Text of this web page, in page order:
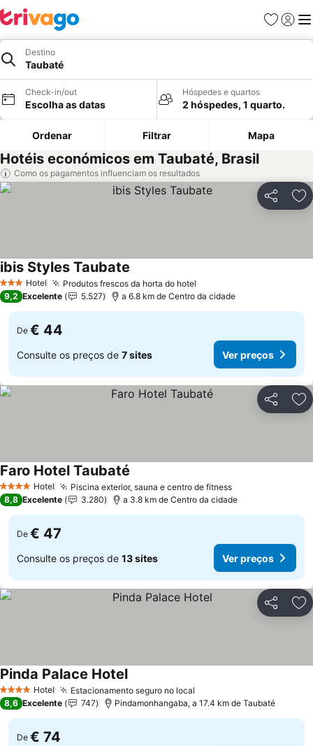
Favoritos
Iniciar
Destino
Taubaté
Check-in/out
Escolha as datas
Hóspedes e quartos
2 hóspedes, 1 quarto.
Ordenar Filtrar Mapa
Hotéis económicos em Taubaté, Brasil
Como os pagamentos influenciam os resultados
Partilhar
3 EstrelasHotel Produtos frescos da horta do hotel
ibis Styles Taubate
9,2 Excelente 5.527 a 6.8 km de Centro da cidade
De € 44
Consulte os preços de 7 sites Ver preços
Partilhar
4 EstrelasHotel Piscina exterior, sauna e centro de fitnessVer preços
Faro Hotel Taubaté
8,8 Excelente 3.280 a 3.8 km de Centro da cidade
De € 47
Consulte os preços de 13 sites Ver preços
Partilhar
4 EstrelasHotel Estacionamento seguro no local
Pinda Palace HotelVer preços
8,6 Excelente 747 Pindamonhangaba, a 17.4 km de Taubaté
De € 74